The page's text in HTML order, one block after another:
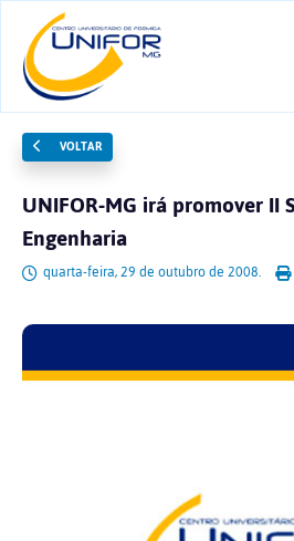
VOLTAR
UNIFOR-MG irá promover II
Engenharia
quarta-feira, 29 de outubro de 2008.